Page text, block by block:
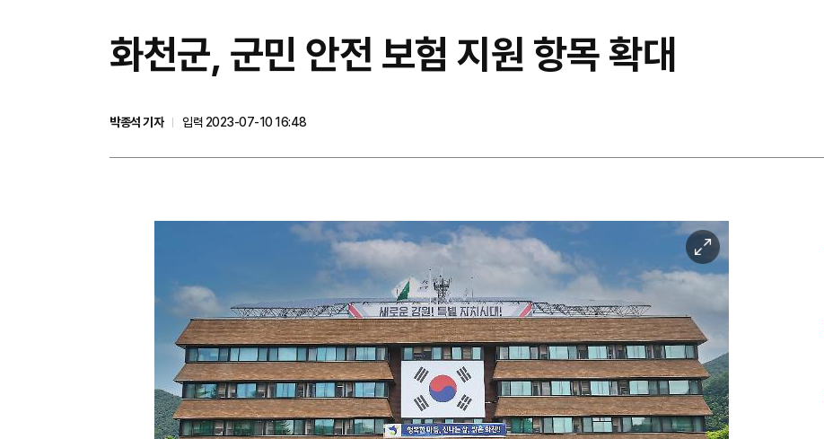
​화천군, 군민 안전 보험 지원 항목 확대
박종석 기자
입력 2023-07-10 16:48
이
미
지
확
대